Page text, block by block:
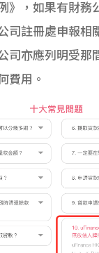
》，如果有財務
司註冊處申報相
司亦應列明受那
費用。